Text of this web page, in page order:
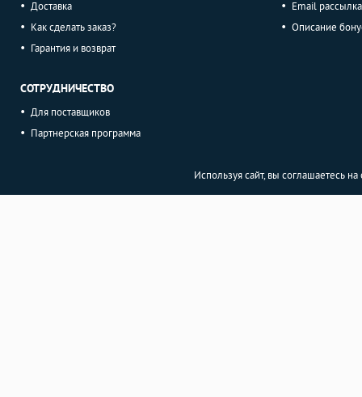
Доставка
Как сделать заказ?
Гарантия и возврат
СОТРУДНИЧЕСТВО
Для поставщиков
Партнерская программа
Email рассылка
Описание
Используя сайт, вы соглашаетесь